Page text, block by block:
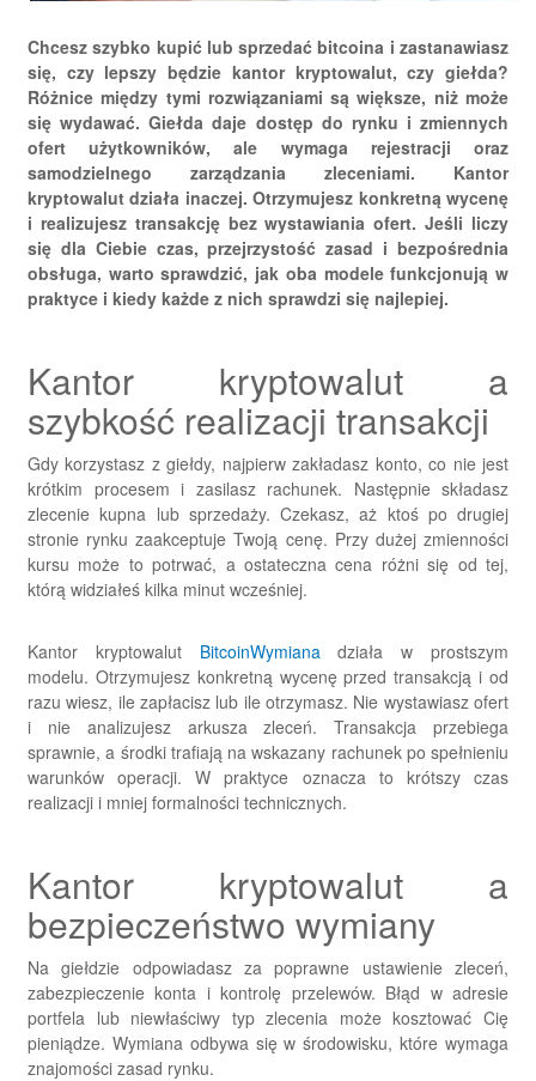
Chcesz szybko kupić lub sprzedać bitcoina i zastanawiasz
się, czy lepszy będzie kantor kryptowalut, czy giełda?
Różnice między tymi rozwiązaniami są większe, niż może
się wydawać. Giełda daje dostęp do rynku i zmiennych
ofert użytkowników, ale wymaga rejestracji oraz
samodzielnego zarządzania zleceniami. Kantor
kryptowalut działa inaczej. Otrzymujesz konkretną wycenę
i realizujesz transakcję bez wystawiania ofert. Jeśli liczy
się dla Ciebie czas, przejrzystość zasad i bezpośrednia
obsługa, warto sprawdzić, jak oba modele funkcjonują w
praktyce i kiedy każde z nich sprawdzi się najlepiej.
Kantor kryptowalut a
szybkość realizacji transakcji
Gdy korzystasz z giełdy, najpierw zakładasz konto, co nie jest
krótkim procesem i zasilasz rachunek. Następnie składasz
zlecenie kupna lub sprzedaży. Czekasz, aż ktoś po drugiej
stronie rynku zaakceptuje Twoją cenę. Przy dużej zmienności
kursu może to potrwać, a ostateczna cena różni się od tej,
którą widziałeś kilka minut wcześniej.
Kantor kryptowalut BitcoinWymiana działa w prostszym
modelu. Otrzymujesz konkretną wycenę przed transakcją i od
razu wiesz, ile zapłacisz lub ile otrzymasz. Nie wystawiasz ofert
i nie analizujesz arkusza zleceń. Transakcja przebiega
sprawnie, a środki trafiają na wskazany rachunek po spełnieniu
warunków operacji. W praktyce oznacza to krótszy czas
realizacji i mniej formalności technicznych.
Kantor kryptowalut a
bezpieczeństwo wymiany
Na giełdzie odpowiadasz za poprawne ustawienie zleceń,
zabezpieczenie konta i kontrolę przelewów. Błąd w adresie
portfela lub niewłaściwy typ zlecenia może kosztować Cię
pieniądze. Wymiana odbywa się w środowisku, które wymaga
znajomości zasad rynku.